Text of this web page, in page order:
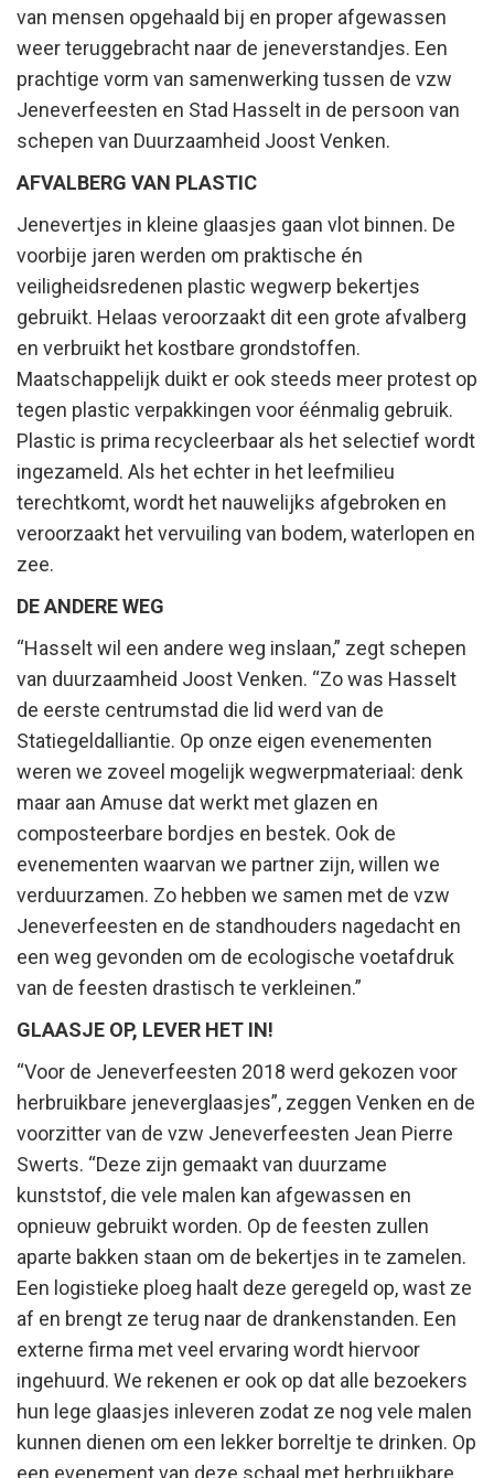
van mensen opgehaald bij en proper afgewassen
weer teruggebracht naar de jeneverstandjes. Een
prachtige vorm van samenwerking tussen de vzw
Jeneverfeesten en Stad Hasselt in de persoon van
schepen van Duurzaamheid Joost Venken.
AFVALBERG VAN PLASTIC
Jenevertjes in kleine glaasjes gaan vlot binnen. De
voorbije jaren werden om praktische én
veiligheidsredenen plastic wegwerp bekertjes
gebruikt. Helaas veroorzaakt dit een grote afvalberg
en verbruikt het kostbare grondstoffen.
Maatschappelijk duikt er ook steeds meer protest op
tegen plastic verpakkingen voor éénmalig gebruik.
Plastic is prima recycleerbaar als het selectief wordt
ingezameld. Als het echter in het leefmilieu
terechtkomt, wordt het nauwelijks afgebroken en
veroorzaakt het vervuiling van bodem, waterlopen en
zee.
DE ANDERE WEG
“Hasselt wil een andere weg inslaan,” zegt schepen
van duurzaamheid Joost Venken. “Zo was Hasselt
de eerste centrumstad die lid werd van de
Statiegeldalliantie. Op onze eigen evenementen
weren we zoveel mogelijk wegwerpmateriaal: denk
maar aan Amuse dat werkt met glazen en
composteerbare bordjes en bestek. Ook de
evenementen waarvan we partner zijn, willen we
verduurzamen. Zo hebben we samen met de vzw
Jeneverfeesten en de standhouders nagedacht en
een weg gevonden om de ecologische voetafdruk
van de feesten drastisch te verkleinen.”
GLAASJE OP, LEVER HET IN!
“Voor de Jeneverfeesten 2018 werd gekozen voor
herbruikbare jeneverglaasjes”, zeggen Venken en de
voorzitter van de vzw Jeneverfeesten Jean Pierre
Swerts. “Deze zijn gemaakt van duurzame
kunststof, die vele malen kan afgewassen en
opnieuw gebruikt worden. Op de feesten zullen
aparte bakken staan om de bekertjes in te zamelen.
Een logistieke ploeg haalt deze geregeld op, wast ze
af en brengt ze terug naar de drankenstanden. Een
externe firma met veel ervaring wordt hiervoor
ingehuurd. We rekenen er ook op dat alle bezoekers
hun lege glaasjes inleveren zodat ze nog vele malen
kunnen dienen om een lekker borreltje te drinken. Op